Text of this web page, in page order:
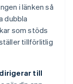
i länken så
dubbla
som stöds
tillförlitlig
till